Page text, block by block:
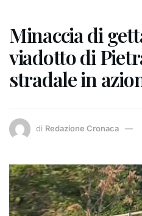
Minaccia di
viadotto di
stradale in
di Redazione Cronaca